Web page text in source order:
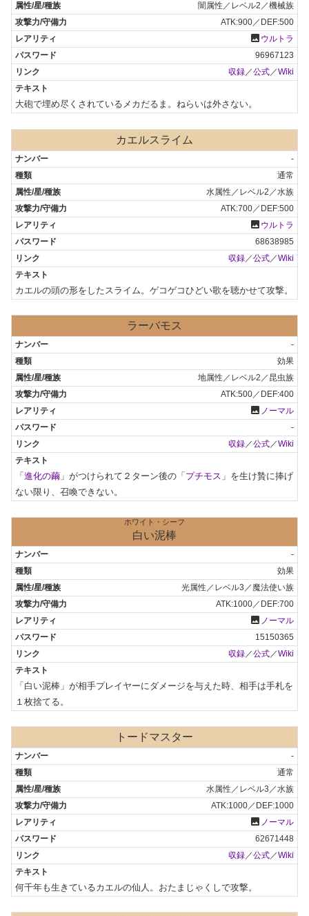
闇属性／レベル2／機械族
ATK:900／DEF:500
photo ウルトラ
96967123
収録／公式／Wiki
大砲で埋め尽くされているメカだるま。ねらいは外さない。
カエルスライム
-
通常
水属性／レベル2／水族
ATK:700／DEF:500
photo ウルトラ
68638985
収録 ／公式 ／Wiki
カエルの頭の形をしたスライム。ゲコゲコひどい歌を聴かせて攻撃。
ラーバモス
-
効果
地属性／レベル2／昆虫族
ATK:500／DEF:400
photo ノーマル
-
収録／公式／Wiki
「 進化の繭 」がつけられて２ターン後の「 プチモス 」を生け贄に捧げ
ない限り、召喚できない。
ホワイト・シーフ
白い泥棒
-
効果
光属性／レベル3／魔法使い族
ATK:1000／DEF:700
photo ノーマル
15150365
収録 ／公式 ／Wiki
「白い泥棒」が相手プレイヤーにダメージを与えた時、相手は手札を
１枚捨てる。
トードマスター
-
通常
水属性／レベル3／水族
ATK:1000／DEF:1000
photo ノーマル
62671448
収録／公式／Wiki
何千年も生きているカエルの仙人。おたまじゃくしで攻撃。